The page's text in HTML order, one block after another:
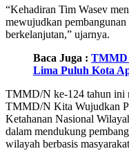
“Kehadiran Tim Wasev
mewujudkan pembangunan
berkelanjutan,” ujarnya.
Baca Juga : TMMD
Lima Puluh Kota
TMMD/N ke-124 tahun ini
TMMD/N Kita Wujudkan
Ketahanan Nasional
dalam mendukung
wilayah berbasis